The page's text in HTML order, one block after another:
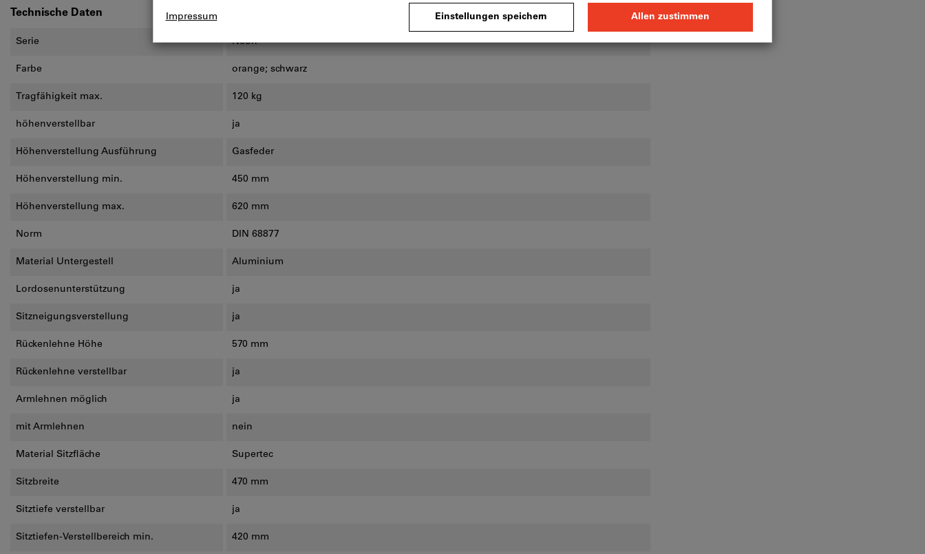
Technische Daten
Serie Neon
Farbe orange; schwarz
Tragfähigkeit max. 120 kg
höhenverstellbar ja
Höhenverstellung Ausführung Gasfeder
Höhenverstellung min. 450 mm
Höhenverstellung max. 620 mm
Norm DIN 68877
Material Untergestell Aluminium
Lordosenunterstützung ja
Sitzneigungsverstellung ja
Rückenlehne Höhe 570 mm
Rückenlehne verstellbar ja
Armlehnen möglich ja
mit Armlehnen nein
Material Sitzfläche Supertec
Sitzbreite 470 mm
Sitztiefe verstellbar ja
Sitztiefen-Verstellbereich min. 420 mm